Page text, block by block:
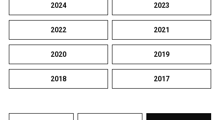
2024 2023
2022 2021
2020 2019
2018 2017